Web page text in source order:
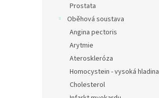
Prostata
Oběhová soustava
Angina pectoris
Arytmie
Ateroskleróza
Homocystein - vysoká hladina
Cholesterol